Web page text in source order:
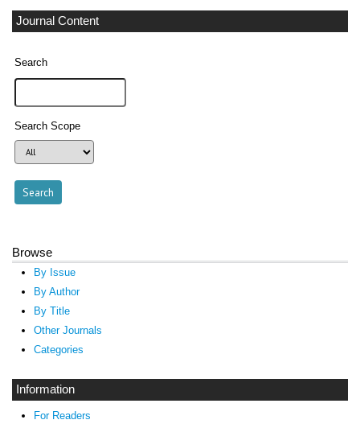
Journal Content
Search
Search Scope
Browse
By Issue
By Author
By Title
Other Journals
Categories
Information
For Readers